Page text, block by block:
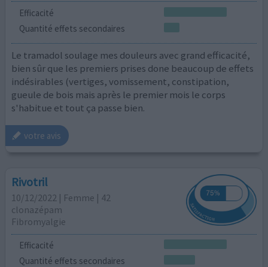
Efficacité
Quantité effets secondaires
Le tramadol soulage mes douleurs avec grand efficacité,
bien sûr que les premiers prises done beaucoup de effets
indésirables (vertiges, vomissement, constipation,
gueule de bois mais après le premier mois le corps
s'habitue et tout ça passe bien.
votre avis
Rivotril
10/12/2022 | Femme | 42
clonazépam
Fibromyalgie
Efficacité
Quantité effets secondaires